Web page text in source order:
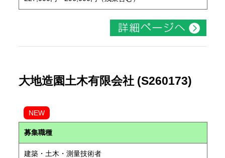
大地造園土木有限会社 (S260173)
NEW
募集職種
建築・土木・測量技術者